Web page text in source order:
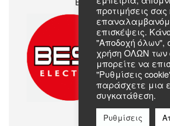
προτιμήσεις σας
επισκέψεις.
"Αποδοχή όλων",
χρήση ΟΛΩΝ των
μπορείτε να
"Ρυθμίσεις
παράσχετε μια
συγκατάθεση.
Ρυθμίσεις